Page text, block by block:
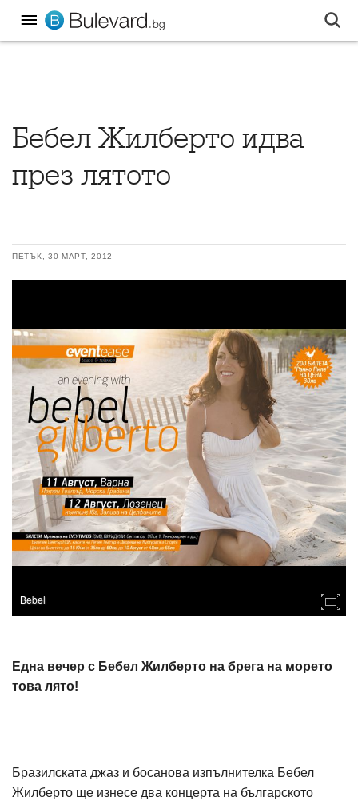
Бебел Жилберто идва
през лятото
ПЕТЪК, 30 МАРТ, 2012
Bebel
Една вечер с Бебел Жилберто на брега на морето
това лято!
Бразилската джаз и босанова изпълнителка Бебел
Жилберто ще изнесе два концерта на българското